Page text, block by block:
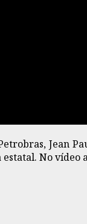
Jean
No